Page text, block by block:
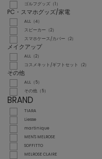
ゴルフグッズ（1）
PC・スマホグッズ/家電
ALL（4）
スピーカー（2）
スマホケース/カバー（2）
メイクアップ
ALL（2）
コスメキット/ギフトセット（2）
その他
ALL（5）
その他（5）
BRAND
TIARA
Liesse
martinique
MEN'S MELROSE
SOFFITTO
MELROSE CLAIRE